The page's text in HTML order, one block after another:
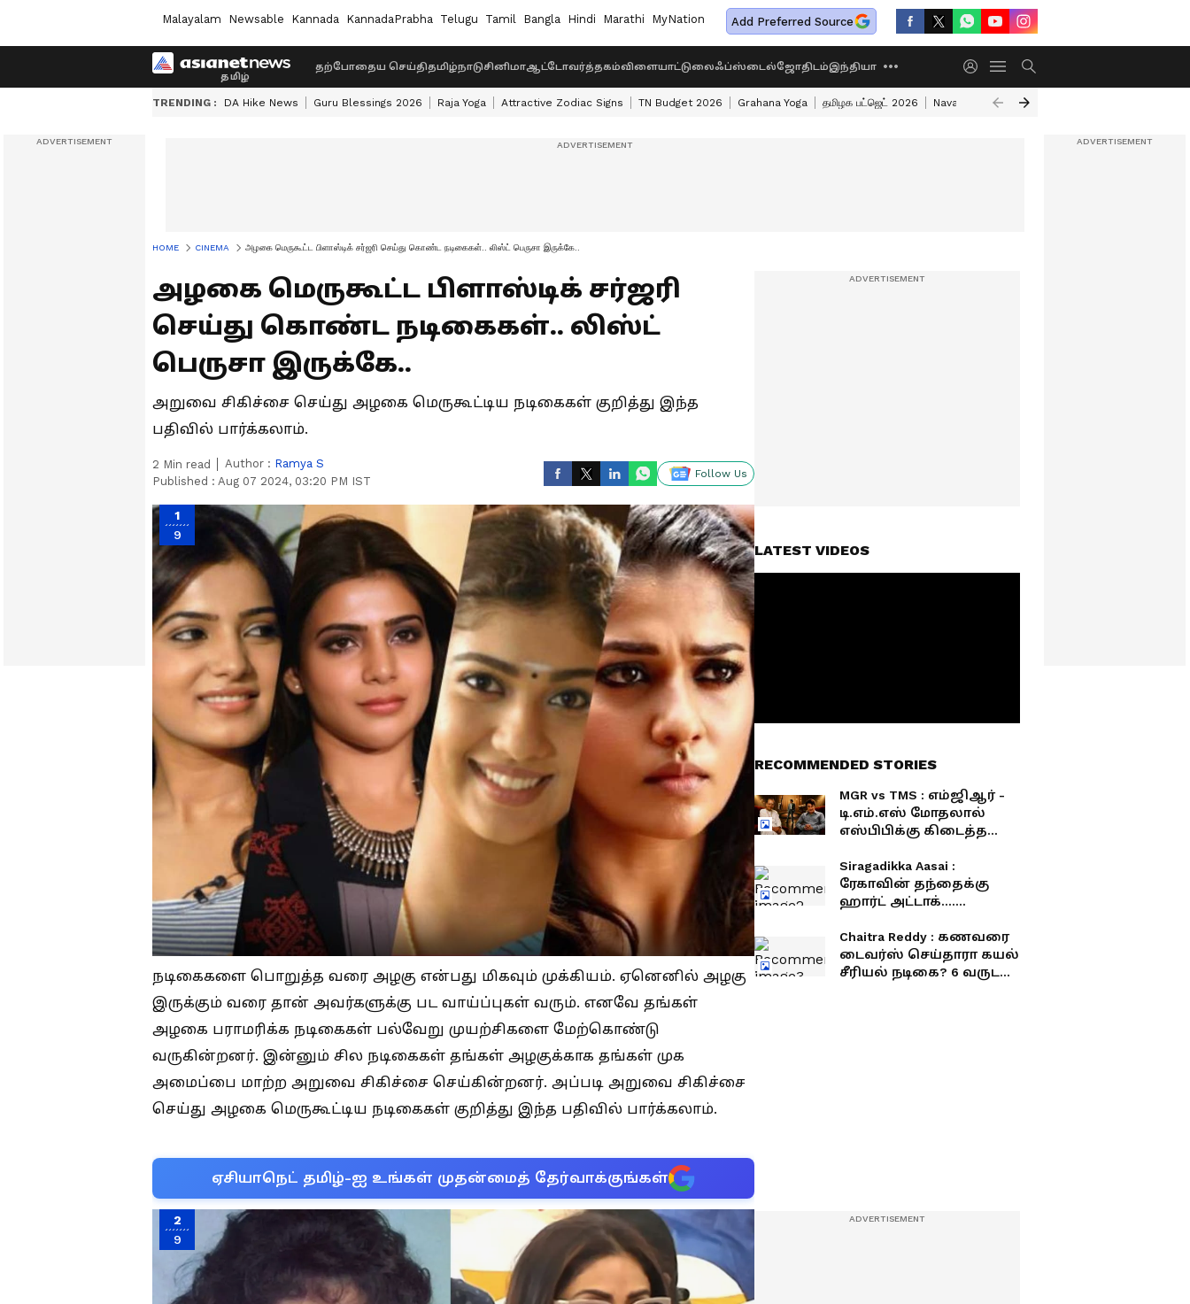
Malayalam Newsable Kannada KannadaPrabha Telugu Tamil Bangla Hindi Marathi MyNation Add Preferred Source
தற்போதைய செய்திதமிழ்நாடுசினிமாஆட்டோவர்த்தகம்விளையாட்டுலைஃப்ஸ்டைல்ஜோதிடம்இந்தியா
TRENDING : DA Hike News Guru Blessings 2026 Raja Yoga Attractive Zodiac Signs TN Budget 2026 Grahana Yoga தமிழக பட்ஜெட் 2026 Nava Panchama Raja Yoga
HOME CINEMA அழகை மெருகூட்ட பிளாஸ்டிக் சர்ஜரி செய்து கொண்ட நடிகைகள்.. லிஸ்ட் பெருசா இருக்கே..
அழகை மெருகூட்ட பிளாஸ்டிக் சர்ஜரி
செய்து கொண்ட நடிகைகள்.. லிஸ்ட்
பெருசா இருக்கே..
அறுவை சிகிச்சை செய்து அழகை மெருகூட்டிய நடிகைகள் குறித்து இந்த
பதிவில் பார்க்கலாம்.
2 Min read Author : Ramya S
Published : Aug 07 2024, 03:20 PM IST
Follow Us
1
9
நடிகைகளை பொறுத்த வரை அழகு என்பது மிகவும் முக்கியம். ஏனெனில் அழகு
இருக்கும் வரை தான் அவர்களுக்கு பட வாய்ப்புகள் வரும். எனவே தங்கள்
அழகை பராமரிக்க நடிகைகள் பல்வேறு முயற்சிகளை மேற்கொண்டு
வருகின்றனர். இன்னும் சில நடிகைகள் தங்கள் அழகுக்காக தங்கள் முக
அமைப்பை மாற்ற அறுவை சிகிச்சை செய்கின்றனர். அப்படி அறுவை சிகிச்சை
செய்து அழகை மெருகூட்டிய நடிகைகள் குறித்து இந்த பதிவில் பார்க்கலாம்.
ஏசியாநெட் தமிழ்-ஐ உங்கள் முதன்மைத் தேர்வாக்குங்கள்
2
9
LATEST VIDEOS
RECOMMENDED STORIES
MGR vs TMS : எம்ஜிஆர் -
டி.எம்.எஸ் மோதலால்
எஸ்பிபிக்கு கிடைத்த
சினிமாவை அதிரவைத்த
சம்பவம்!
Siragadikka Aasai :
ரேகாவின் தந்தைக்கு
ஹார்ட் அட்டாக்....
சிந்தாமணியின் சதி
அம்பலமாகுமா?
Chaitra Reddy : கணவரை
டைவர்ஸ் செய்தாரா கயல்
சீரியல் நடிகை? 6 வருட